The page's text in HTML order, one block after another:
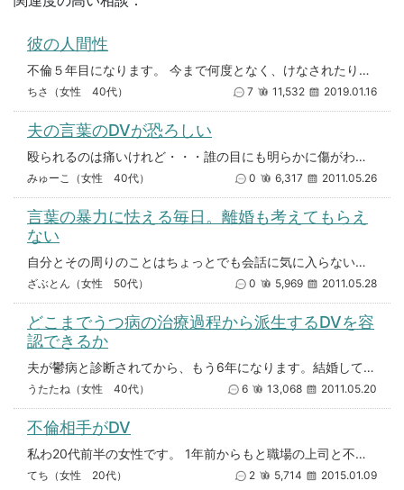
彼の人間性
不倫５年目になります。 今まで何度となく、けなされたりバカにされたりはしてきました。 今回も子供の事で色々あり、彼に相談
ちさ（女性 40代） 7 11,532 2019.01.16
夫の言葉のDVが恐ろしい
殴られるのは痛いけれど・・・誰の目にも明らかに傷がわかる。でも言葉は自分も辛くて忘れようと思ってしまうし、正確に再現する
みゅーこ（女性 40代） 0 6,317 2011.05.26
言葉の暴力に怯える毎日。離婚も考えてもらえ
ない
自分とその周りのことはちょっとでも会話に気に入らない事があると猛獣のように怒ってあばれます。会話も続かず別れたいのですが
ざぶとん（女性 50代） 0 5,969 2011.05.28
どこまでうつ病の治療過程から派生するDVを容
認できるか
夫が鬱病と診断されてから、もう6年になります。結婚してから8年ですので、ほぼ鬱病の状態のまま、結婚生活を続けていることに
うたたね（女性 40代） 6 13,068 2011.05.20
不倫相手がDV
私わ20代前半の女性です。 1年前からもと職場の上司と不倫しています。 相手の男性わ一回り上で奥さんに子供が3人います。
てち（女性 20代） 2 5,714 2015.01.09